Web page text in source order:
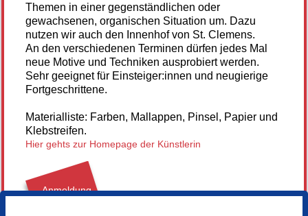
Themen in einer gegenständlichen oder
gewachsenen, organischen Situation um. Dazu
nutzen wir auch den Innenhof von St. Clemens.
An den verschiedenen Terminen dürfen jedes Mal
neue Motive und Techniken ausprobiert werden.
Sehr geeignet für Einsteiger:innen und neugierige
Fortgeschrittene.
Materialliste: Farben, Mallappen, Pinsel, Papier und
Klebstreifen.
Hier gehts zur Homepage der Künstlerin
Anmeldung